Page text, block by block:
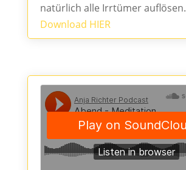
natürlich alle Irrtümer auflösen.
Download HIER